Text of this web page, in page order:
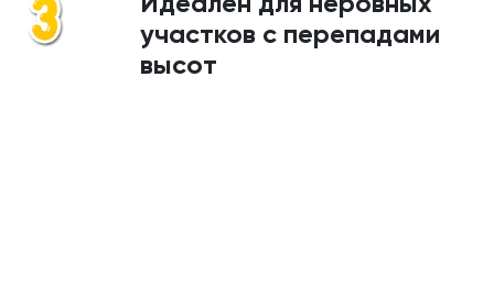
участков с перепадами
высот